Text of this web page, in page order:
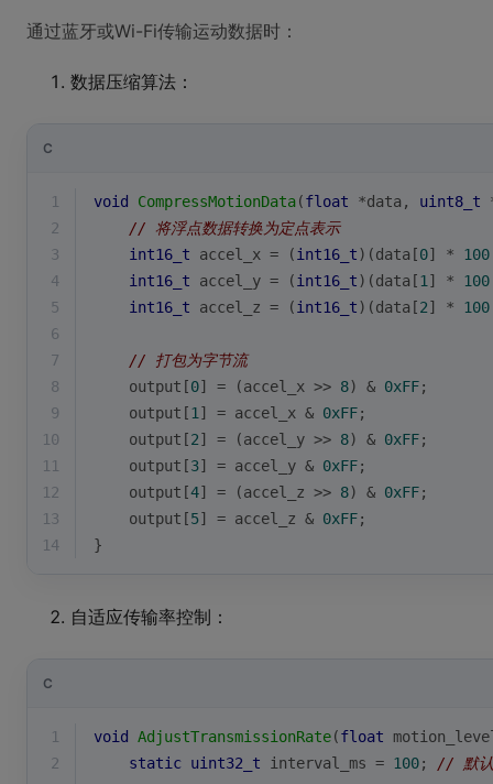
通过蓝牙或Wi-Fi传输运动数据时：
数据压缩算法：
C
1 void CompressMotionData(float *data, uint8_t
2
// 将浮点数据转换为定点表示
3
int16_t accel_x = (int16_t)(data[0] *
4
int16_t accel_y = (int16_t)(data[1 ] *
5
int16_t accel_z = (int16_t)(data[2] *
6
7
// 打包为字节流
8
    output[
0] = (accel_x >> 8) & 0xFF;
9
    output[
1 ] = accel_x & 0xFF;
10
    output[
2] = (accel_y >> 8) & 0xFF;
11
    output[
3] = accel_y & 0xFF;
12
    output[
4] = (accel_z >> 8) & 0xFF;
13
    output[
5] = accel_z & 0xFF;
14
}
自适应传输率控制：
C
1 void AdjustTransmissionRate(float
2
static uint32_t interval_ms = 100; // 默认